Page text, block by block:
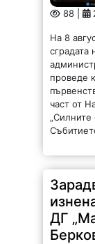
88 |
На 8
проведе
част от
„Силните
ДГ